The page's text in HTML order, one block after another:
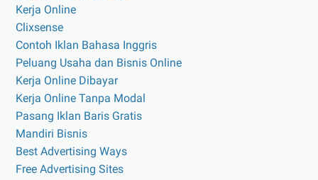
Kerja Online
Clixsense
Contoh Iklan Bahasa Inggris
Peluang Usaha dan Bisnis Online
Kerja Online Dibayar
Kerja Online Tanpa Modal
Pasang Iklan Baris Gratis
Mandiri Bisnis
Best Advertising Ways
Free Advertising Sites